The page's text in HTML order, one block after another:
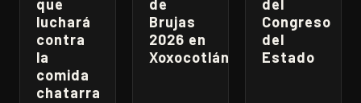
que
luchará
contra
la
comida
chatarra
de
Brujas
2026 en
Xoxocotlán
del
Congreso
del
Estado